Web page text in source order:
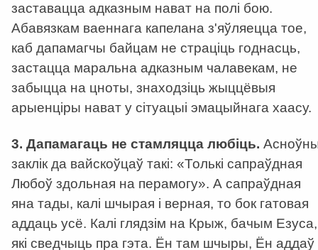
заставацца адказным нават на полі бою.
Абавязкам ваеннага капелана з'яўляецца тое,
каб дапамагчы байцам не страціць годнасць,
застацца маральна адказным чалавекам, не
забыцца на цноты, знаходзіць жыццёвыя
арыенціры нават у сітуацыі эмацыйнага хаасу.
3. Дапамагаць не стамляцца любіць.
заклік да вайскоўцаў такі: «Толькі сапраўдная
Любоў здольная на перамогу». А сапраўдная
яна тады, калі шчырая і верная, то бок гатовая
аддаць усё. Калі глядзім на Крыж, бачым Езуса,
які сведчыць пра гэта. Ён там шчыры, Ён аддаў